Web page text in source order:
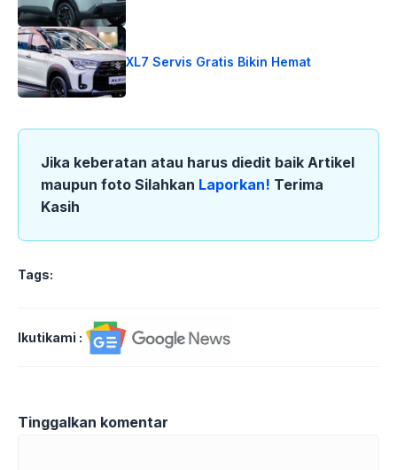
XL7 Servis Gratis Bikin Hemat
Jika keberatan atau harus diedit baik Artikel
maupun foto Silahkan Laporkan! Terima
Kasih
Tags:
Ikutikami :
Tinggalkan komentar